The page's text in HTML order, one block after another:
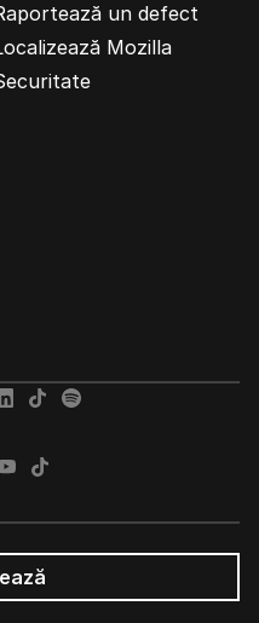
un defect
Mozilla